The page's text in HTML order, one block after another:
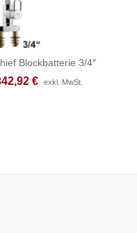
Blockbatterie 3/4″
€ exkl. MwSt.
€ exkl. MwSt.